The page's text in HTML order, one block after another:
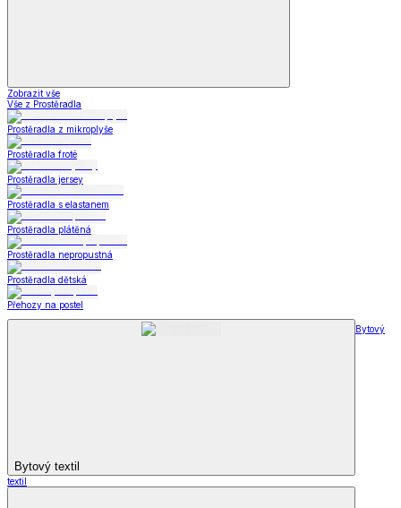
Zobrazit vše
Vše z Prostěradla
Prostěradla z mikroplyše
Prostěradla froté
Prostěradla jersey
Prostěradla s elastanem
Prostěradla plátěná
Prostěradla nepropustná
Prostěradla dětská
Přehozy na postel
Bytový textil
Bytový
textil